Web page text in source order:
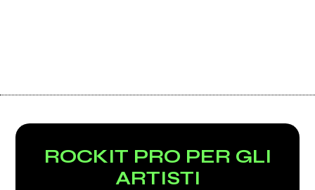
ROCKIT PRO PER GLI
ARTISTI